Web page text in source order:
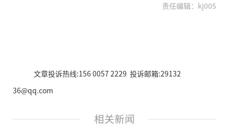
责任编辑：kj005
文章投诉热线:156 0057 2229 投诉邮箱:29132
36@qq.com
相关新闻